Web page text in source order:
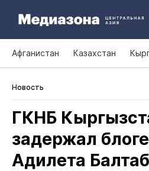
Афганистан Казахстан
Новость
ГКНБ
задержал
Адилета